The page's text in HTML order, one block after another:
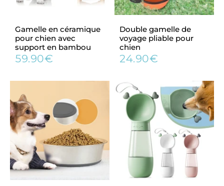
Gamelle en céramique
pour chien avec
support en bambou
Prix
59.90€
Double gamelle de
voyage pliable pour
chien
Prix
24.90€